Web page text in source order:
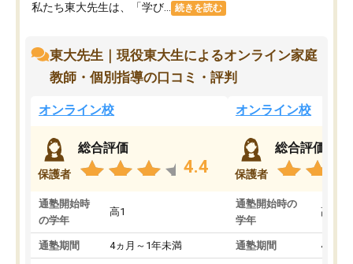
私たち東大先生は、「学び... 続きを読む
東大先生｜現役東大生によるオンライン家庭
教師・個別指導の口コミ・評判
オンライン校
保護者
総合評価
4.4
通塾開始時
の学年
高1
通塾期間 4ヵ月～1年未満
オンライン校
保護者
総合評価
通塾開始時の
学年
高3
通塾期間 4ヵ月